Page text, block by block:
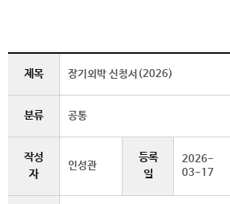
제목 장기외박 신청서(2026)
분류 공통
작성
자
인성관
등록
일
2026-
03-17